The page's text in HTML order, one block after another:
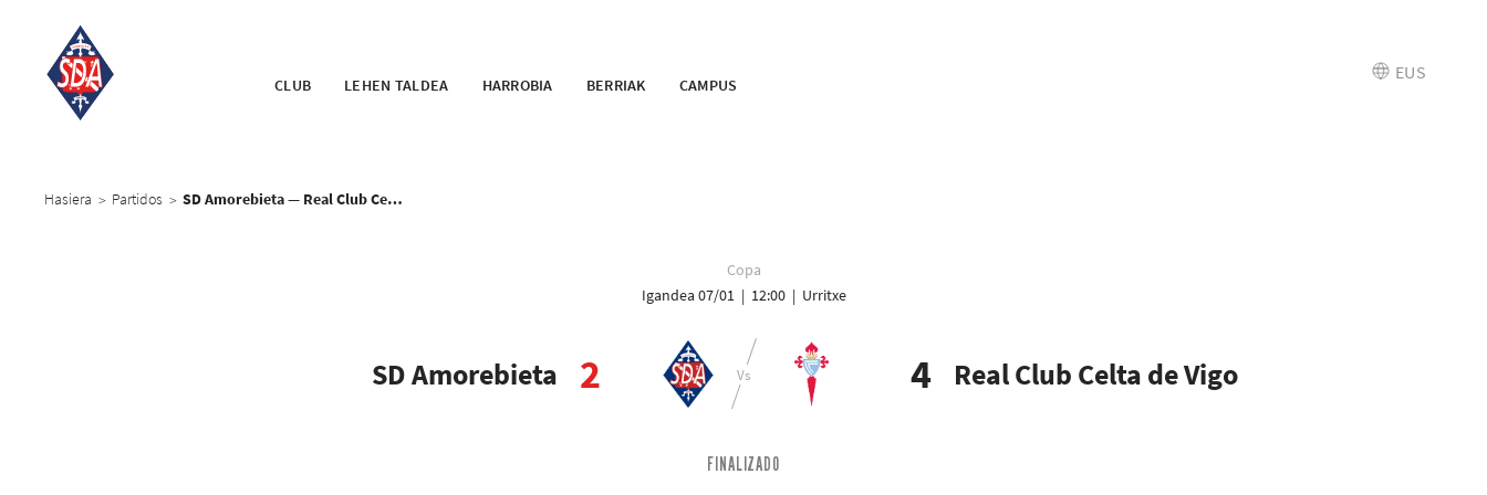
CLUB LEHEN TALDEA HARROBIA BERRIAK CAMPUS
EUS
Hasiera > Partidos > SD Amorebieta — Real Club Celta de Vigo
Copa
Igandea 07/01 | 12:00 | Urritxe
SD Amorebieta 2 Real Club Celta de Vigo
4
FINALIZADO